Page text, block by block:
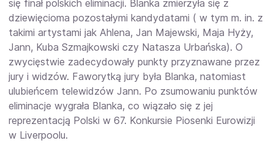
się finał polskich eliminacji. Blanka zmierzyła się z
dziewięcioma pozostałymi kandydatami ( w tym m. in. z
takimi artystami jak Ahlena, Jan Majewski, Maja Hyży,
Jann, Kuba Szmajkowski czy Natasza Urbańska). O
zwycięstwie zadecydowały punkty przyznawane przez
jury i widzów. Faworytką jury była Blanka, natomiast
ulubieńcem telewidzów Jann. Po zsumowaniu punktów
eliminacje wygrała Blanka, co wiązało się z jej
reprezentacją Polski w 67. Konkursie Piosenki Eurowizji
w Liverpoolu.